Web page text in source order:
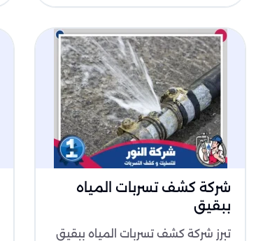
شركة كشف تسربات المياه
ببقيق
تبرز شركة كشف تسربات المياه ببقيق